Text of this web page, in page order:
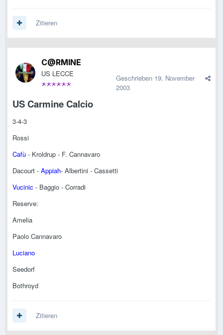
Zitieren
C@RMINE
US LECCE Geschrieben 19. November
2003
US Carmine Calcio
3-4-3
Rossi
Cafù - Kroldrup - F. Cannavaro
Dacourt - Appiah- Albertini - Cassetti
Vucinic - Baggio - Corradi
Reserve:
Amelia
Paolo Cannavaro
Luciano
Seedorf
Bothroyd
Zitieren